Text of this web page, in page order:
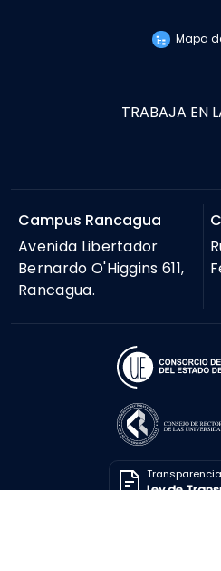
Mapa
TRABAJA EN
Campus Rancagua
Avenida Libertador
Bernardo O'Higgins 611,
Rancagua.
Ley de